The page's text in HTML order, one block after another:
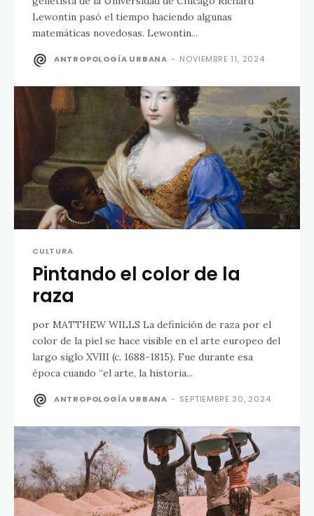
Lewontin pasó el tiempo haciendo algunas
matemáticas novedosas. Lewontin...
ANTROPOLOGÍA URBANA - NOVIEMBRE 11, 2024
CULTURA
Pintando el color de la
raza
por MATTHEW WILLS La definición de raza por el
color de la piel se hace visible en el arte europeo del
largo siglo XVIII (c. 1688-1815). Fue durante esa
época cuando “el arte, la historia...
ANTROPOLOGÍA URBANA - SEPTIEMBRE 30, 2024